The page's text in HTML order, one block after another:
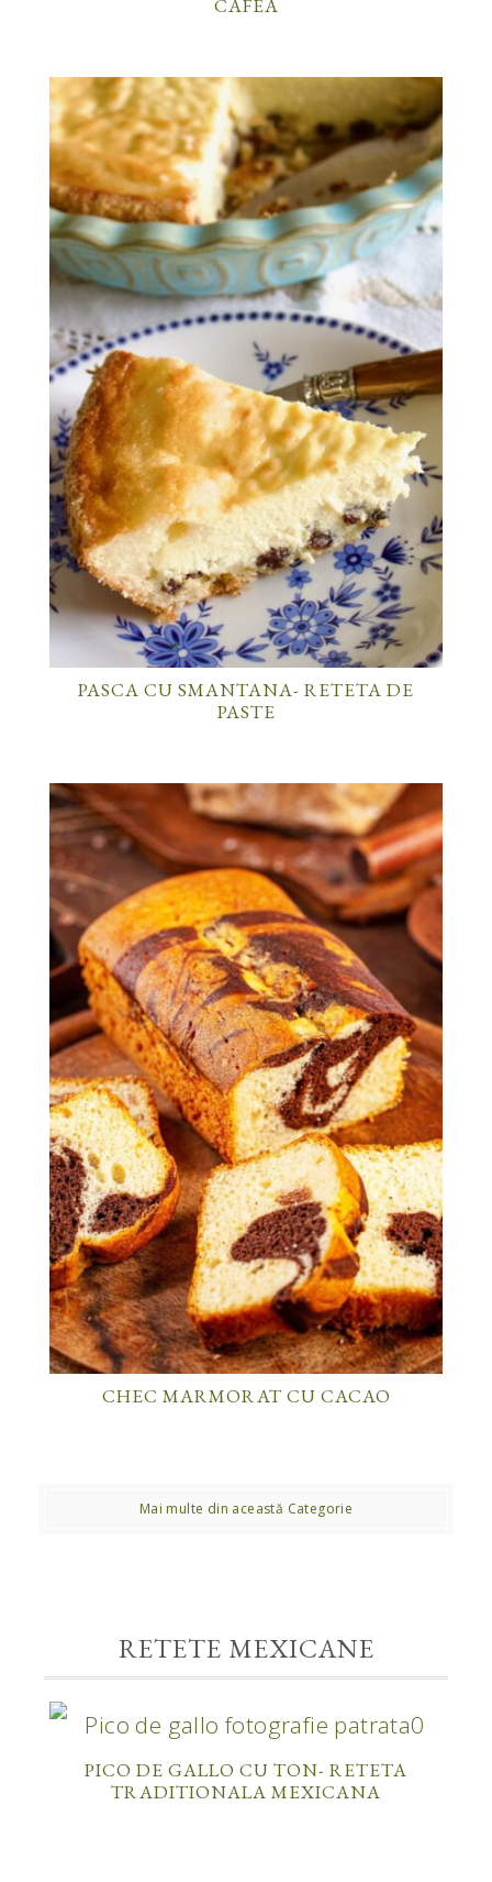
CAFEA
PASCA CU SMANTANA- RETETA DE
PASTE
CHEC MARMORAT CU CACAO
Mai multe din această Categorie
RETETE MEXICANE
PICO DE GALLO CU TON- RETETA
TRADITIONALA MEXICANA